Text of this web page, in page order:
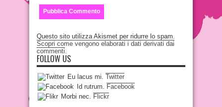
Questo sito utilizza Akismet per ridurre lo spam.
Scopri come vengono elaborati i dati derivati dai
commenti
FOLLOW US
Eu lacus mi. Twitter
Id rutrum. Facebook
Morbi nec. Flickr